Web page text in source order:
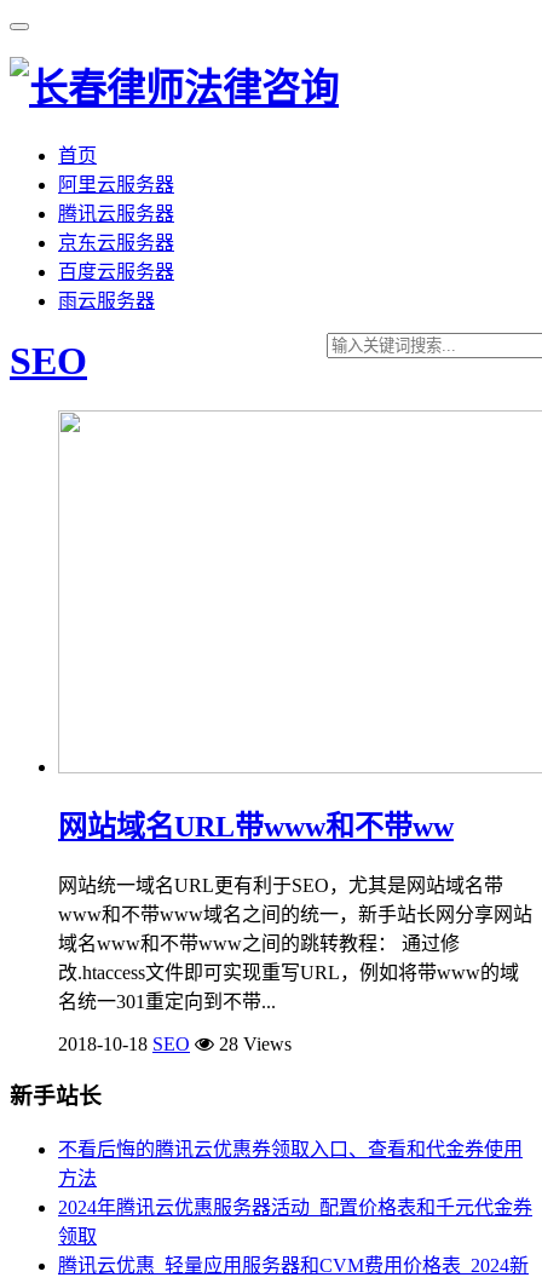
首页
阿里云服务器
腾讯云服务器
京东云服务器
百度云服务器
雨云服务器
SEO
网站域名URL带www和不带ww
网站统一域名URL更有利于SEO，尤其是网站域名带
www和不带www域名之间的统一，新手站长网分享网站
域名www和不带www之间的跳转教程： 通过修
改.htaccess文件即可实现重写URL，例如将带www的域
名统一301重定向到不带...
2018-10-18 SEO 28 Views
新手站长
不看后悔的腾讯云优惠券领取入口、查看和代金券使用
方法
2024年腾讯云优惠服务器活动_配置价格表和千元代金券
领取
腾讯云优惠_轻量应用服务器和CVM费用价格表_2024新